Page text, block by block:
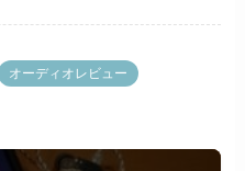
オーディオレビュー